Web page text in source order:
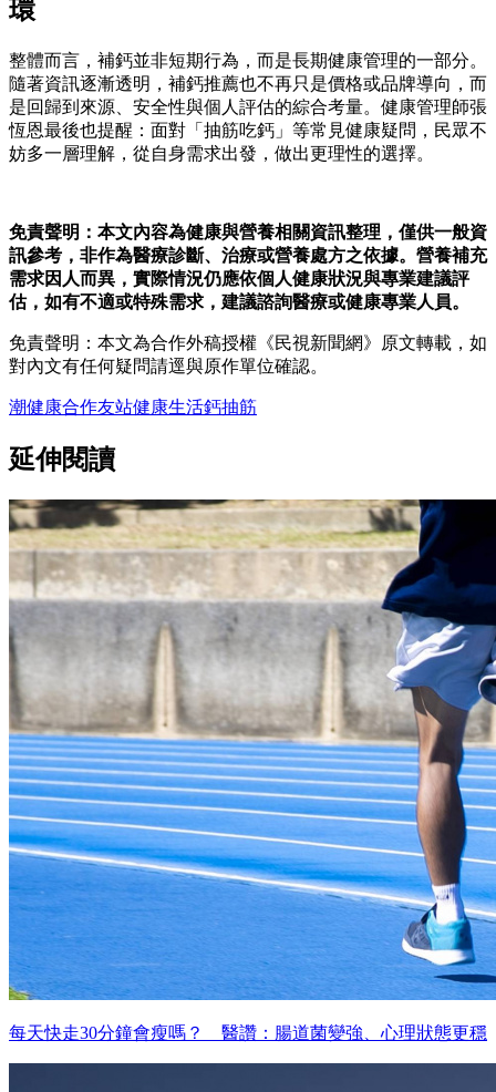
環
整體而言，補鈣並非短期行為，而是長期健康管理的一部分。
隨著資訊逐漸透明，補鈣推薦也不再只是價格或品牌導向，而
是回歸到來源、安全性與個人評估的綜合考量。健康管理師張
恆恩最後也提醒：面對「抽筋吃鈣」等常見健康疑問，民眾不
妨多一層理解，從自身需求出發，做出更理性的選擇。
免責聲明：本文內容為健康與營養相關資訊整理，僅供一般資
訊參考，非作為醫療診斷、治療或營養處方之依據。營養補充
需求因人而異，實際情況仍應依個人健康狀況與專業建議評
估，如有不適或特殊需求，建議諮詢醫療或健康專業人員。
免責聲明：本文為合作外稿授權《民視新聞網》原文轉載，如
對內文有任何疑問請逕與原作單位確認。
潮健康合作友站健康生活鈣抽筋
延伸閱讀
每天快走30分鐘會瘦嗎？ 醫讚：腸道菌變強、心理狀態更穩